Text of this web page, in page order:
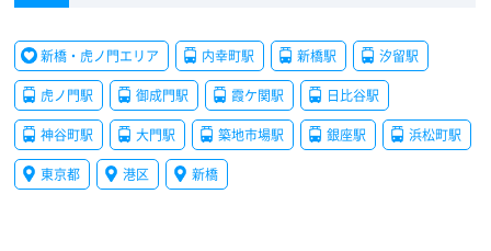
新橋・虎ノ門エリア 内幸町駅 新橋駅 汐留駅
虎ノ門駅 御成門駅 霞ケ関駅 日比谷駅
神谷町駅 大門駅 築地市場駅 銀座駅 浜松町駅
東京都 港区 新橋